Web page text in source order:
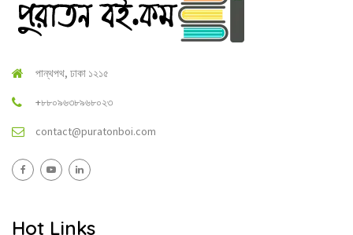
পান্থপথ, ঢাকা ১২১৫
+৮৮০৯৬৩৮৯৬৮০২৩
contact@puratonboi.com
Hot Links